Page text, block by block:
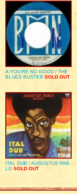
A:YOU’RE NO GOOD / THE
BLUES BUSTER SOLD OUT
ITAL DUB / AUGUSTUS PAB
LO SOLD OUT